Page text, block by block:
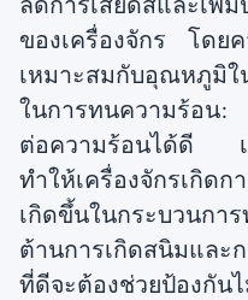
ของเครื่องจักร โดย
เหมาะสมกับอุณหภูมิใ
ในการทนความร้อน
ต่อความร้อนได้ดี เ
ทำให้เครื่องจักรเกิดก
เกิดขึ้นในกระบวนกา
ต้านการเกิดสนิมแล
ที่ดีจะต้องช่วยป้อ